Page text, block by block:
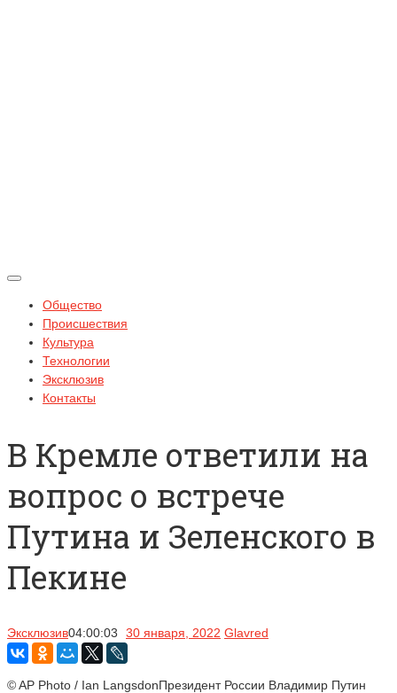
Общество
Происшествия
Культура
Технологии
Эксклюзив
Контакты
В Кремле ответили на
вопрос о встрече
Путина и Зеленского в
Пекине
Эксклюзив04:00:03 30 января, 2022 Glavred
© AP Photo / Ian LangsdonПрезидент России Владимир Путин